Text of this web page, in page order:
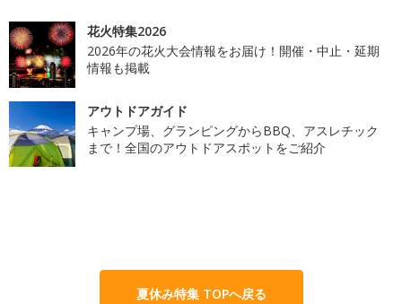
花火特集2026
2026年の花火大会情報をお届け！開催・中止・延期
情報も掲載
アウトドアガイド
キャンプ場、グランピングからBBQ、アスレチック
まで！全国のアウトドアスポットをご紹介
夏休み特集 TOPへ戻る